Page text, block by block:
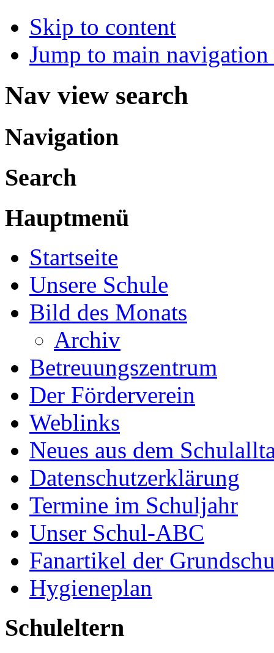
Skip to content
Jump to main
Nav view search
Navigation
Search
Hauptmenü
Startseite
Unsere Schule
Bild des Monats
Archiv
Betreuungszentrum
Der Förderverein
Weblinks
Neues aus dem
Datenschutzerklärung
Termine im Schuljahr
Unser Schul-ABC
Fanartikel der
Hygieneplan
Schuleltern